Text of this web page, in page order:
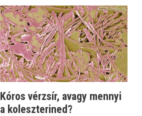
Kóros vérzsír, avagy mennyi
a koleszterined?